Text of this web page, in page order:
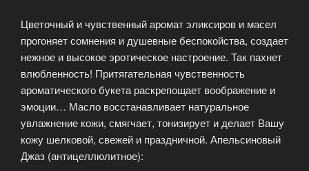
Цветочный и чувственный аромат эликсиров и масел
прогоняет сомнения и душевные беспокойства, создает
нежное и высокое эротическое настроение. Так пахнет
влюбленность! Притягательная чувственность
ароматического букета раскрепощает воображение и
эмоции… Масло восстанавливает натуральное
увлажнение кожи, смягчает, тонизирует и делает Вашу
кожу шелковой, свежей и праздничной. Апельсиновый
Джаз (антицеллюлитное):